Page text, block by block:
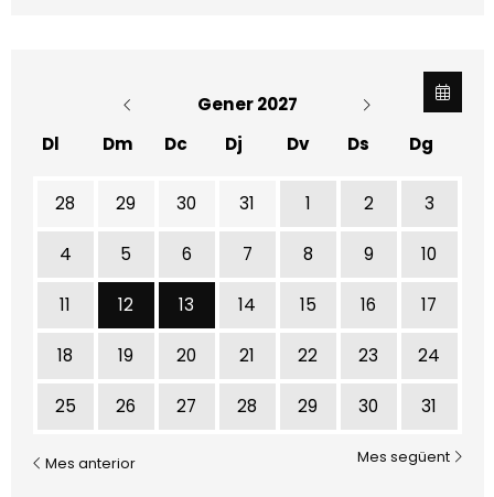
Gener 2027
Dl
Dm Dc Dj Dv Ds Dg
28 29 30 31 1 2 3
4 5 6 7 8 9 10
11 12 Dimarts 12 de gener
13 Dimecres 13 de gener
14 15 16 17
18 19 20 21 22 23 24
25 26 27 28 29 30 31
Mes anterior Mes següent